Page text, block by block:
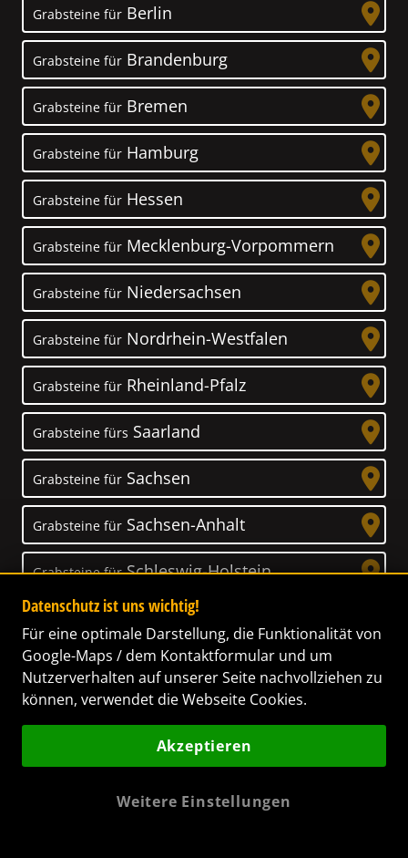
Grabsteine für Berlin
Grabsteine für Brandenburg
Grabsteine für Bremen
Grabsteine für Hamburg
Grabsteine für Hessen
Grabsteine für Mecklenburg-Vorpommern
Grabsteine für Niedersachsen
Grabsteine für Nordrhein-Westfalen
Grabsteine für Rheinland-Pfalz
Grabsteine fürs Saarland
Grabsteine für Sachsen
Grabsteine für Sachsen-Anhalt
Grabsteine fürSchleswig-Holstein
Thüringen
es uns zur Aufgabe gemacht, Ihnen dabei zu
Datenschutz ist uns wichtig!
Für eine optimale Darstellung, die Funktionalität von
Google-Maps / dem Kontaktformular und um
Nutzerverhalten auf unserer Seite nachvollziehen zu
können, verwendet die Webseite Cookies.
Akzeptieren
Weitere Einstellungen